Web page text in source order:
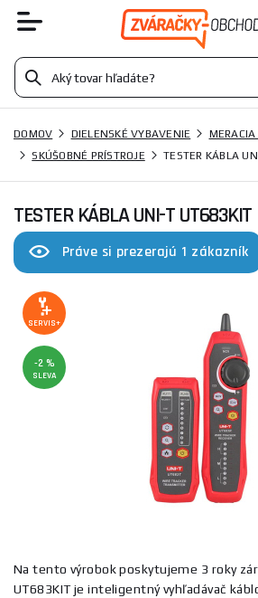
DOMOV DIELENSKÉ VYBAVENIE
SKÚŠOBNÉ PRÍSTROJE
TESTER KÁBLA
TESTER KÁBLA UNI-T UT683KIT
Práve si prezerajú 1 zákazník
SERVIS+
-2 %
SLEVA
Na tento výrobok poskytujeme 3 roky
UT683KIT je inteligentný vyhľadávač